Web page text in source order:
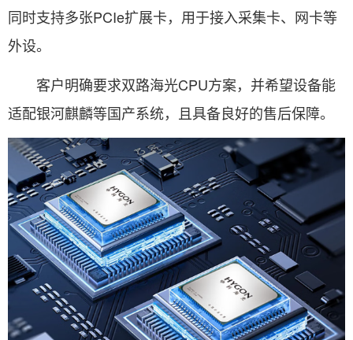
同时支持多张PCIe扩展卡，用于接入采集卡、网卡等
外设。
客户明确要求双路海光CPU方案，并希望设备能
适配银河麒麟等国产系统，且具备良好的售后保障。